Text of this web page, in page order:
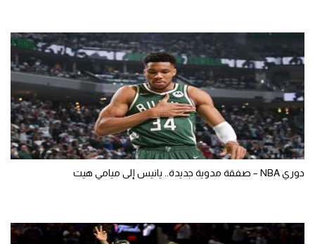
دوري NBA – صفقة مدوية جديدة.. يانيس إلى ميامي هيت